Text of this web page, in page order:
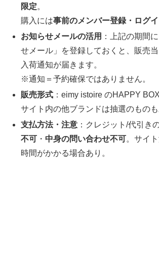
限定。
購入には事前のメンバー登録・ログ
お知らせメールの活用 ：上記の期間
せメール」を登録しておくと、販売当
入荷通知が届きます。
※通知＝予約確保ではありません。
販売形式 ：eimy istoire のHAPPY
サイト内の他ブランドは抽選のものも
支払方法・注意 ：クレジット/代引き
不可 ・ 中身の問い合わせ不可。サイ
時間がかかる場合あり。